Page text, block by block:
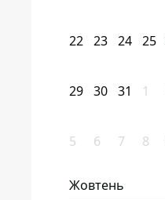
22 23 24 25
29 30 31 1
5 6 7 8
Жовтень